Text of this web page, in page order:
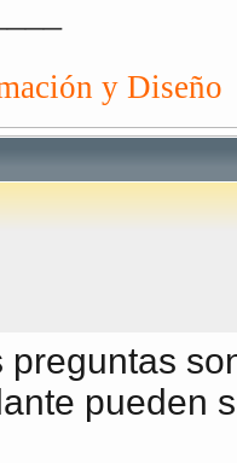
y Diseño
pueden